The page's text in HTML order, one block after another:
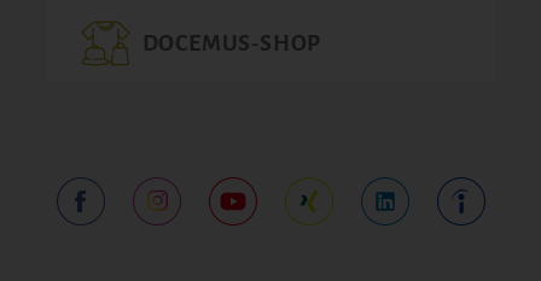
DOCEMUS-SHOP